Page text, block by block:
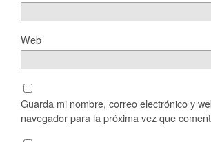
Web
Guarda mi nombre, correo electrónico y
navegador para la próxima vez que